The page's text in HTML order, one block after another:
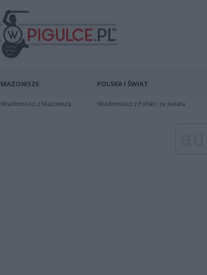
MAZOWSZE
Wiadomości z Mazowsza
POLSKA I ŚWIAT
Wiadomości z Polski i ze świata